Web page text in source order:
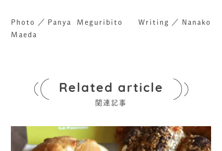
Photo／Panya Meguribito Writing／Nanako
Maeda
Related article
関連記事